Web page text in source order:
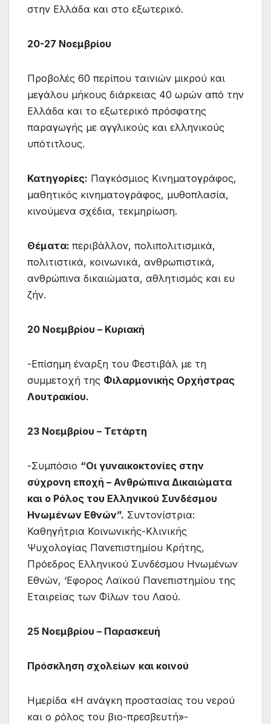
στην Ελλάδα και στο εξωτερικό.
20-27 Νοεμβρίου
Προβολές 60 περίπου ταινιών μικρού και
μεγάλου μήκους διάρκειας 40 ωρών από την
Eλλάδα και το εξωτερικό πρόσφατης
παραγωγής με αγγλικούς και ελληνικούς
υπότιτλους.
Κατηγορίες: Παγκόσμιος Κινηματογράφος,
μαθητικός κινηματογράφος, μυθοπλασία,
κινούμενα σχέδια, τεκμηρίωση.
Θέματα: περιβάλλον, πολιπολιτισμικά,
πολιτιστικά, κοινωνικά, ανθρωπιστικά,
ανθρώπινα δικαιώματα, αθλητισμός και ευ
ζήν.
20 Νοεμβρίου – Κυριακή
-Επίσημη έναρξη του Φεστιβάλ με τη
συμμετοχή της Φιλαρμονικής Ορχήστρας
Λουτρακίου.
23 Νοεμβρίου – Τετάρτη
-Συμπόσιο “Οι γυναικοκτονίες στην
σύχρονη εποχή – Ανθρώπινα Δικαιώματα
και ο Ρόλος του Ελληνικού Συνδέσμου
Ηνωμένων Εθνών”. Συντονίστρια:
Καθηγήτρια Κοινωνικής-Κλινικής
Ψυχολογίας Πανεπιστημίου Κρήτης,
Πρόεδρος Ελληνικού Συνδέσμου Ηνωμένων
Εθνών, ‘Εφορος Λαϊκού Πανεπιστημίου της
Εταιρείας των Φίλων του Λαού.
25 Νοεμβρίου – Παρασκευή
Πρόσκληση σχολείων και κοινού
Ημερίδα «Η ανάγκη προστασίας του νερού
και ο ρόλος του βιο-πρεσβευτή»-